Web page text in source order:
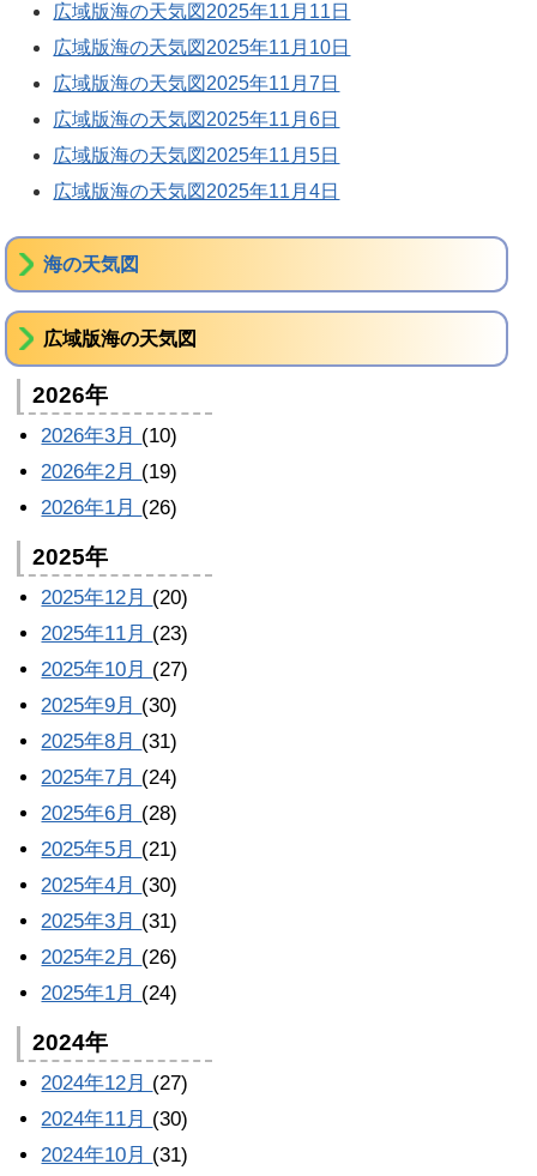
広域版海の天気図2025年11月11日
広域版海の天気図2025年11月10日
広域版海の天気図2025年11月7日
広域版海の天気図2025年11月6日
広域版海の天気図2025年11月5日
広域版海の天気図2025年11月4日
海の天気図
広域版海の天気図
2026年
2026年3月 (10)
2026年2月 (19)
2026年1月 (26)
2025年
2025年12月 (20)
2025年11月 (23)
2025年10月 (27)
2025年9月 (30)
2025年8月 (31)
2025年7月 (24)
2025年6月 (28)
2025年5月 (21)
2025年4月 (30)
2025年3月 (31)
2025年2月 (26)
2025年1月 (24)
2024年
2024年12月 (27)
2024年11月 (30)
2024年10月 (31)